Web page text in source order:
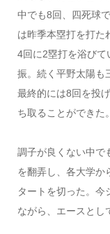
中でも8回、四死球
は昨季本塁打を打た
4回に2塁打を浴びて
振。続く平野太陽も
最終的には8回を投
ち取ることができた。
調子が良くない中で
を翻弄し、各大学か
タートを切った。今
ながら、エースとし